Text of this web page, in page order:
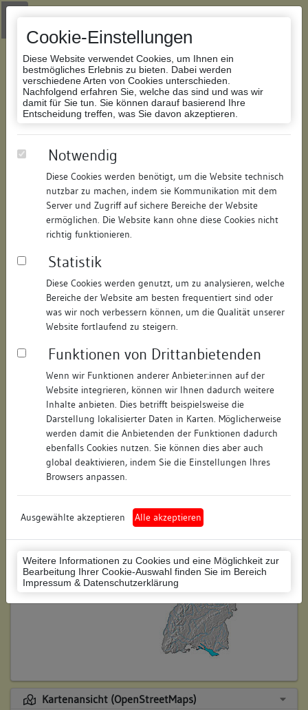
Cookie-Einstellungen
Diese Website verwendet Cookies, um Ihnen ein
bestmögliches Erlebnis zu bieten. Dabei werden
verschiedene Arten von Cookies unterschieden.
Nachfolgend erfahren Sie, welche das sind und was wir
damit für Sie tun. Sie können darauf basierend Ihre
Entscheidung treffen, was Sie davon akzeptieren.
Notwendig
Diese Cookies werden benötigt, um die Website technisch
nutzbar zu machen, indem sie Kommunikation mit dem
Server und Zugriff auf sichere Bereiche der Website
ermöglichen. Die Website kann ohne diese Cookies nicht
richtig funktionieren.
Statistik
Diese Cookies werden genutzt, um zu analysieren, welche
Bereiche der Website am besten frequentiert sind oder
was wir noch verbessern können, um die Qualität unserer
Website fortlaufend zu steigern.
Funktionen von Drittanbietenden
Wenn wir Funktionen anderer Anbieter:innen auf der
Website integrieren, können wir Ihnen dadurch weitere
Inhalte anbieten. Dies betrifft beispielsweise die
Darstellung lokalisierter Daten in Karten. Möglicherweise
werden damit die Anbietenden der Funktionen dadurch
ebenfalls Cookies nutzen. Sie können dies aber auch
global deaktivieren, indem Sie die Einstellungen Ihres
Browsers anpassen.
Ausgewählte akzeptieren Alle akzeptieren
Weitere Informationen zu Cookies und eine Möglichkeit zur
Bearbeitung Ihrer Cookie-Auswahl finden Sie im Bereich
Impressum & Datenschutzerklärung
Zur Navigation springen
Zum Inhalt der Website springen
Datenbank Bauforschung/Restaurierung
201219359397/Datum:21.03.2006
Datenbestand:
Bauforschung
Als PDF herunterladen:
Objektdaten
Straße: Haalstraße
Hausnummer: 5/7
Postleitzahl: 74523
Stadt-Teilort: Schwäbisch Hall
Regierungsbezirk: Stuttgart
Schwäbisch Hall (Landkreis)
Wohnplatzschlüssel: 8127076049
Flurstücknummer: keine
Historischer Straßenname: keiner
Lage des Wohnplatzes:
Kartenansicht (OpenStreetMaps)